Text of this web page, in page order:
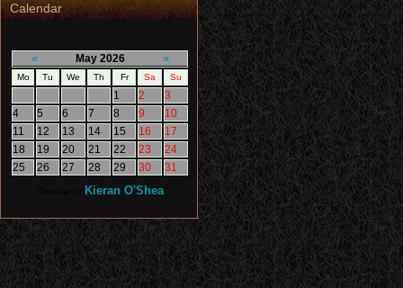
Calendar
« May 2026 »
Mo Tu We Th Fr Sa Su
1 2
3
4
5 6 7 8 9
10
11
12 13 14 15 16
17
18
19 20 21 22 23
24
25
26 27 28 29 30 31
Kieran O'Shea